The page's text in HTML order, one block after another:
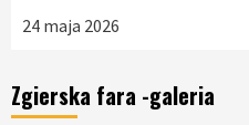
24 maja 2026
Zgierska fara -galeria